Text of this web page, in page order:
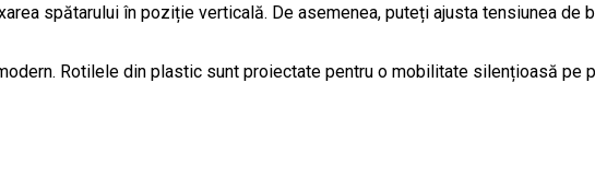
spătarului în poziție verticală. De asemenea, puteți ajusta tensiunea de
Rotilele din plastic sunt proiectate pentru o mobilitate silențioasă pe